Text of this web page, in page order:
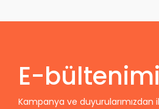
E-
Kampanya ve duyurularımızdan